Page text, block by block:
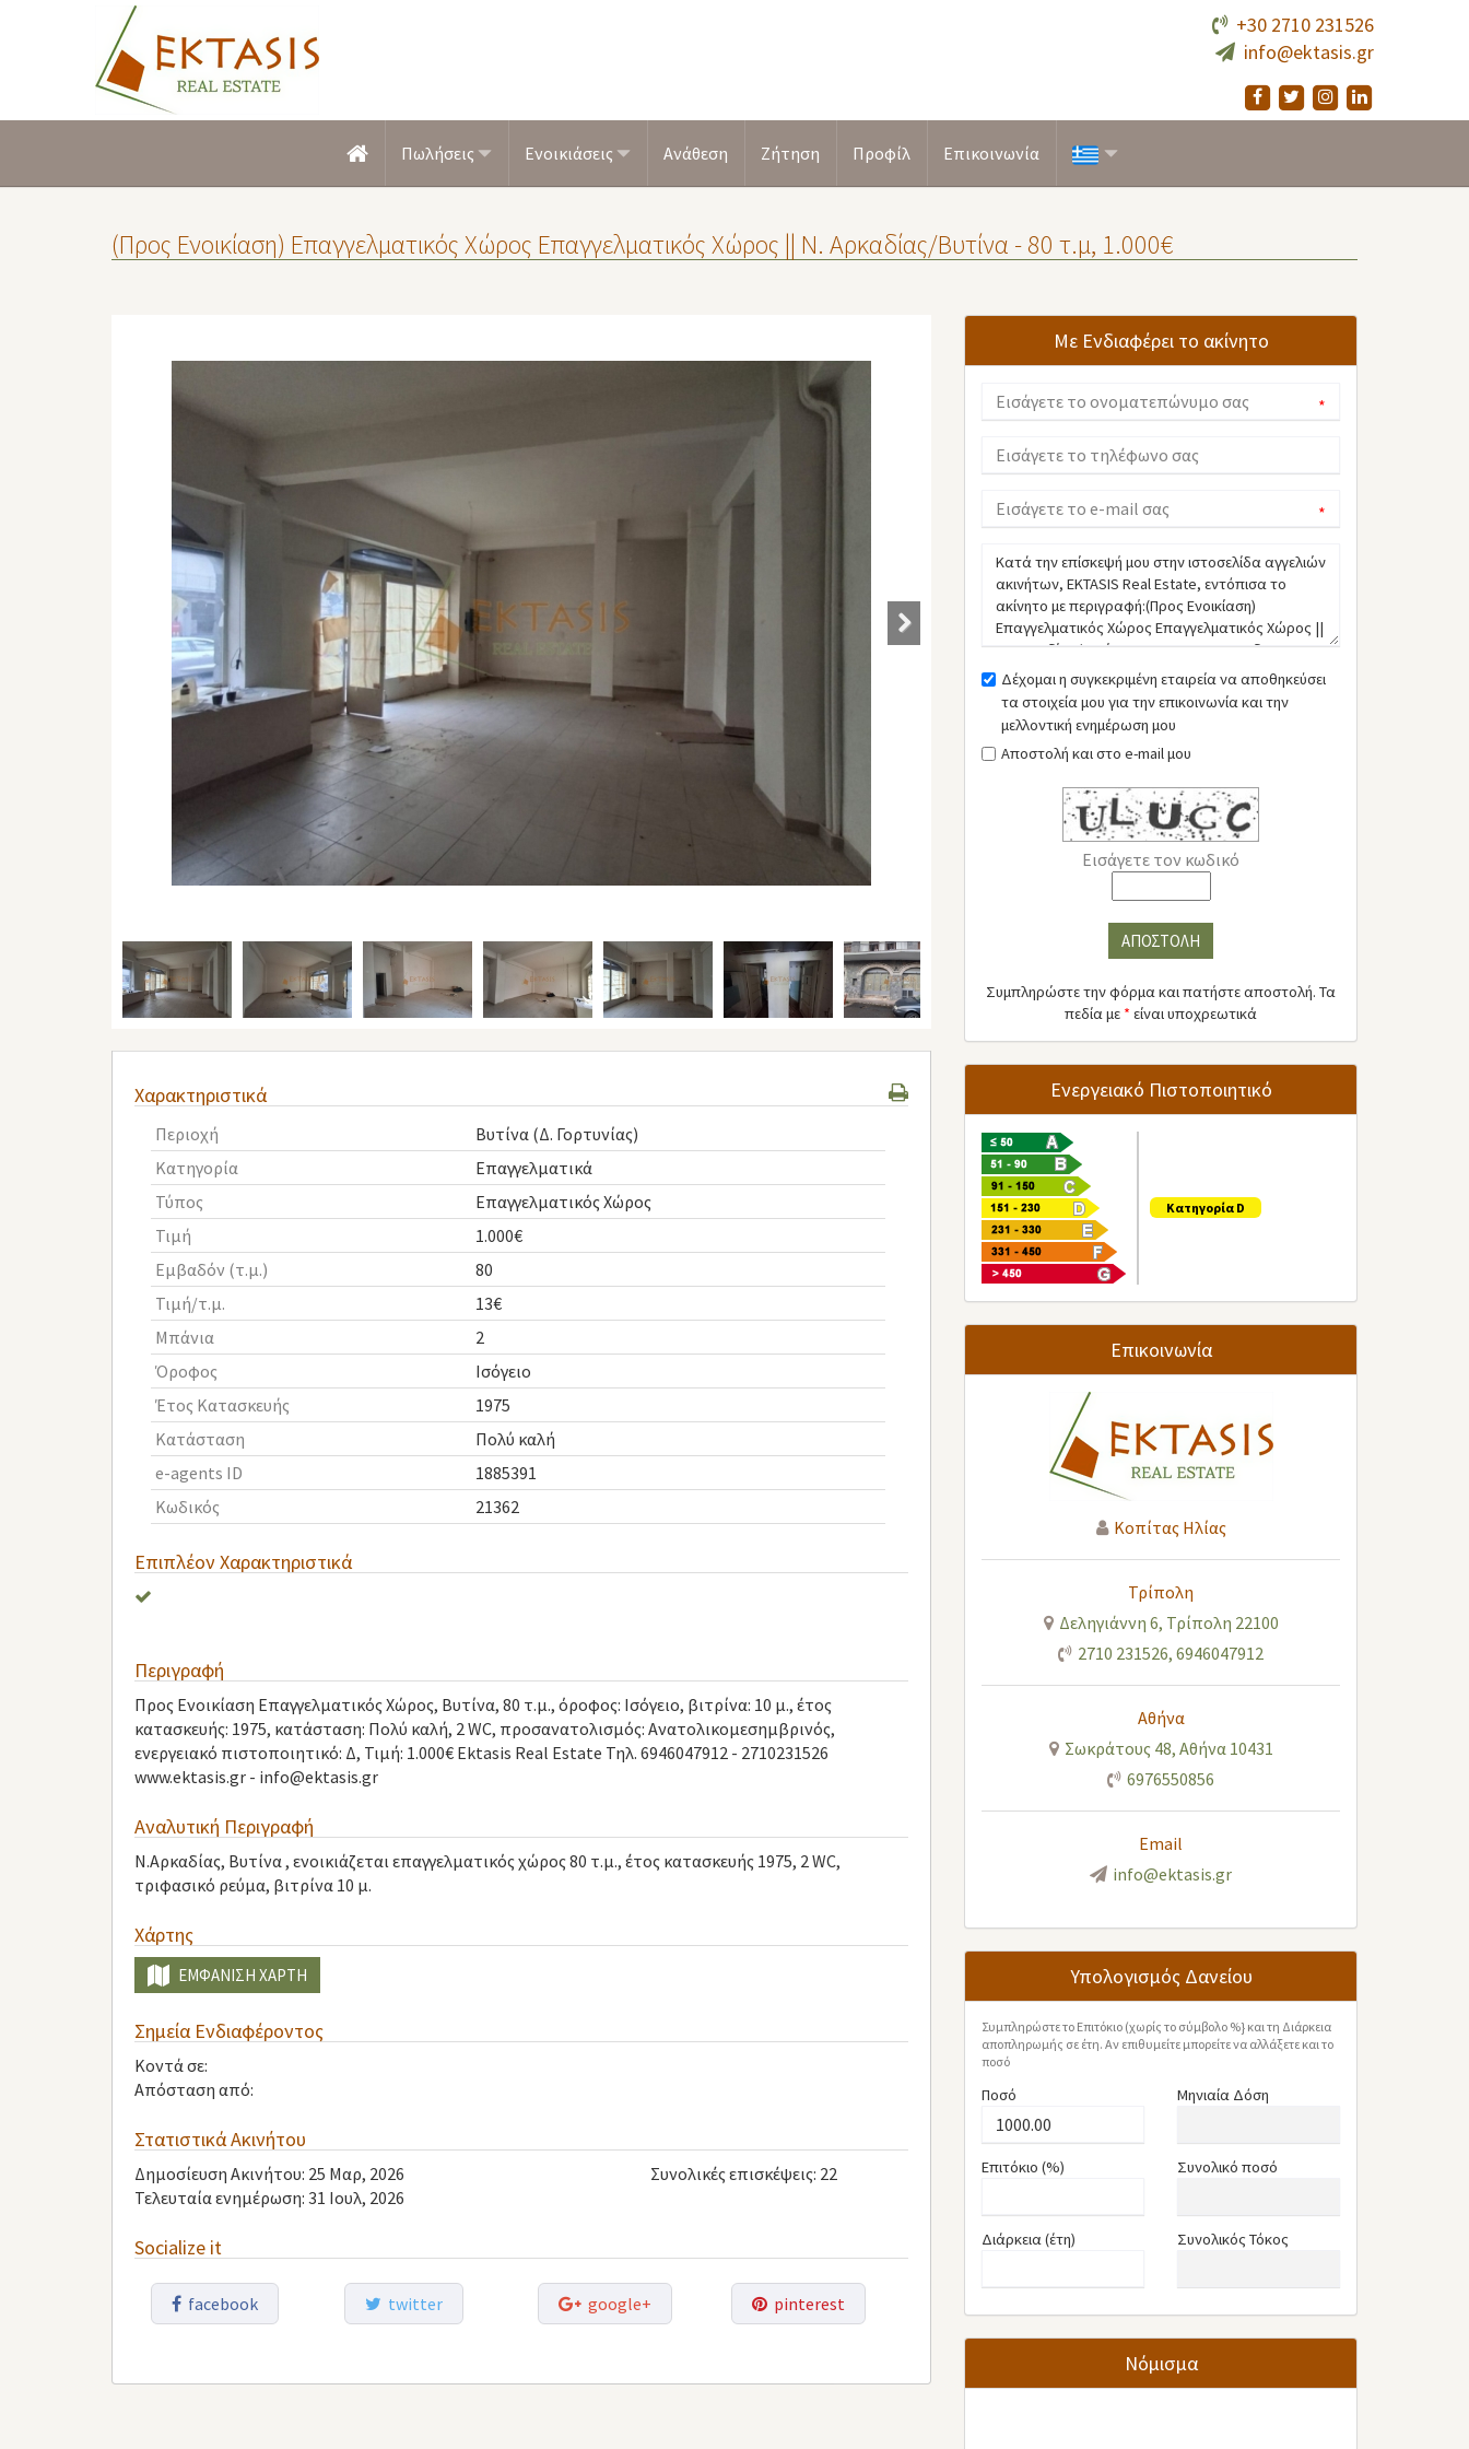
+30 2710 231526
info@ektasis.gr
Πωλήσεις Ενοικιάσεις Ανάθεση Ζήτηση Προφίλ Επικοινωνία
(Προς Ενοικίαση) Επαγγελματικός Χώρος Επαγγελματικός Χώρος || Ν. Αρκαδίας/Βυτίνα - 80 τ.μ, 1.000€
Χαρακτηριστικά
Περιοχή
Βυτίνα (Δ. Γορτυνίας)
Κατηγορία
Επαγγελματικά
Τύπος
Επαγγελματικός Χώρος
Τιμή
1.000€
Εμβαδόν (τ.μ.)
80
Τιμή/τ.μ.
13€
Μπάνια
2
Όροφος
Ισόγειο
Έτος Κατασκευής
1975
Κατάσταση
Πολύ καλή
e-agents ID
1885391
Κωδικός
21362
Επιπλέον Χαρακτηριστικά
Περιγραφή
Προς Ενοικίαση Επαγγελματικός Χώρος, Βυτίνα, 80 τ.μ., όροφος: Ισόγειο, βιτρίνα: 10 μ., έτος
κατασκευής: 1975, κατάσταση: Πολύ καλή, 2 WC, προσανατολισμός: Ανατολικομεσημβρινός,
ενεργειακό πιστοποιητικό: Δ, Τιμή: 1.000€ Ektasis Real Estate Τηλ. 6946047912 - 2710231526
www.ektasis.gr - info@ektasis.gr
Αναλυτική Περιγραφή
Ν.Αρκαδίας, Βυτίνα , ενοικιάζεται επαγγελματικός χώρος 80 τ.μ., έτος κατασκευής 1975, 2 WC,
τριφασικό ρεύμα, βιτρίνα 10 μ.
Χάρτης
ΕΜΦΆΝΙΣΗ ΧΆΡΤΗ
Σημεία Ενδιαφέροντος
Κοντά σε:
Απόσταση από:
Στατιστικά Ακινήτου
Δημοσίευση Ακινήτου: 25 Μαρ, 2026
Τελευταία ενημέρωση: 31 Ιουλ, 2026
Συνολικές επισκέψεις: 22
Socialize it
facebook twitter google+ pinterest
Με Ενδιαφέρει το ακίνητο
*
*
Δέχομαι η συγκεκριμένη εταιρεία να αποθηκεύσει
τα στοιχεία μου για την επικοινωνία και την
μελλοντική ενημέρωση μου
Αποστολή και στο e-mail μου
Εισάγετε τον κωδικό
ΑΠΟΣΤΟΛΗ
Συμπληρώστε την φόρμα και πατήστε αποστολή. Τα
πεδία με * είναι υποχρεωτικά
Ενεργειακό Πιστοποιητικό
Κατηγορία D
Επικοινωνία
Κοπίτας Ηλίας
Τρίπολη
Δεληγιάννη 6, Τρίπολη 22100
2710 231526, 6946047912
Αθήνα
Σωκράτους 48, Αθήνα 10431
6976550856
Email
info@ektasis.gr
Υπολογισμός Δανείου
Συμπληρώστε το Επιτόκιο (χωρίς το σύμβολο %} και τη Διάρκεια
αποπληρωμής σε έτη. Αν επιθυμείτε μπορείτε να αλλάξετε και το
ποσό
Ποσό
Επιτόκιο (%)
Διάρκεια (έτη)
Μηνιαία Δόση
Συνολικό ποσό
Συνολικός Τόκος
Νόμισμα